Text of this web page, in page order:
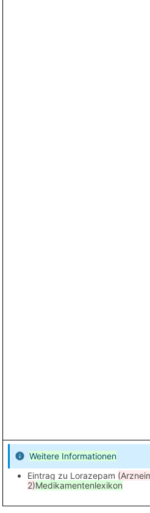
Weitere Informationen
Eintrag zu Lorazepam
2)Medikamentenlexikon